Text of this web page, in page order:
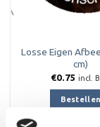
Losse Eigen
cm)
€0.75 incl.
Bestellen